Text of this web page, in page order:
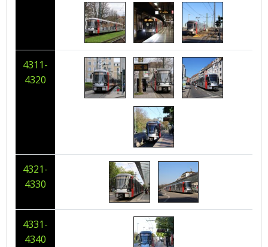
4311-
4320
4321-
4330
4331-
4340